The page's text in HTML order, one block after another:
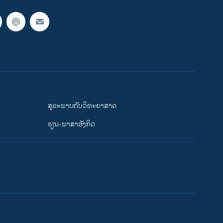
ສຸຂະພາບກັບວິທະຍາສາດ
ຮຽນ-ພາສາອັງກິດ